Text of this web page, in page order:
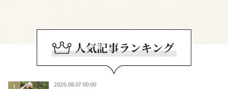
2026.08.07 00:00